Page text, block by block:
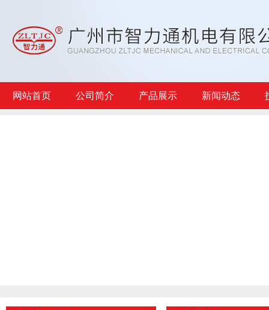
网站首页 公司简介 产品展示 新闻动态